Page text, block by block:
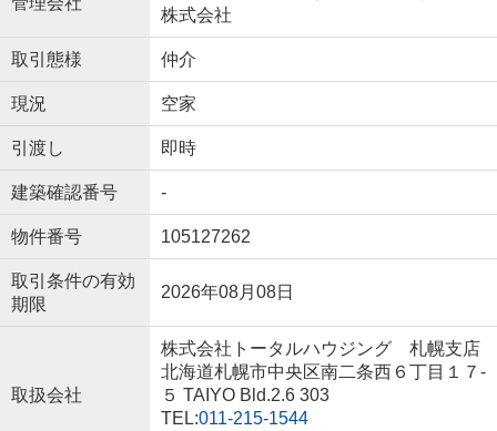
株式会社
取引態様 仲介
現況 空家
引渡し 即時
建築確認番号 -
物件番号 105127262
取引条件の有効
期限
2026年08月08日
取扱会社
株式会社トータルハウジング 札幌支店
北海道札幌市中央区南二条西６丁目１７‐
５ TAIYO Bld.2.6 303
TEL:011-215-1544